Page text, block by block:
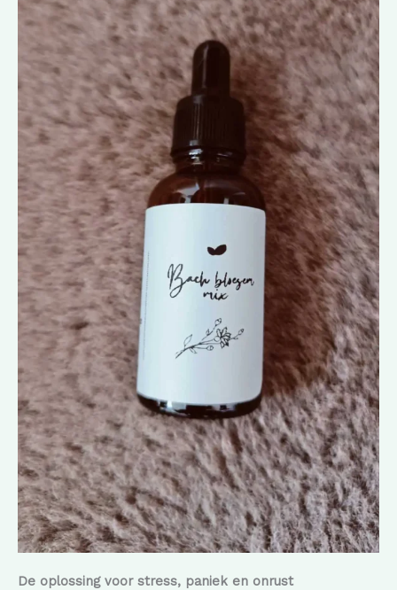
De oplossing voor stress, paniek en onrust